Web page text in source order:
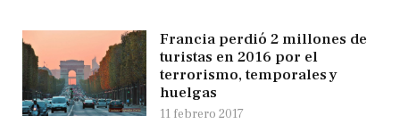
Francia perdió 2 millones de
turistas en 2016 por el
terrorismo, temporales y
huelgas
11 febrero 2017